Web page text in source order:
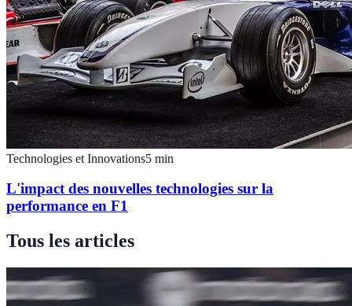
Technologies et Innovations5 min
L'impact des nouvelles technologies sur la
performance en F1
Tous les articles